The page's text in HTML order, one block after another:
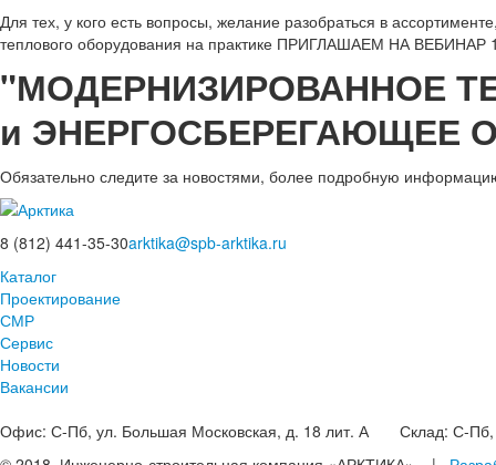
Для тех, у кого есть вопросы, желание разобраться в
теплового оборудования на практике ПРИГЛАШАЕМ НА ВЕБИНАР
"МОДЕРНИЗИРОВАННОЕ
и ЭНЕРГОСБЕРЕГАЮЩЕЕ
Обязательно следите за новостями, более подробную
8 (812) 441-35-30arktika@spb-arktika.ru
Каталог
Проектирование
СМР
Сервис
Новости
Вакансии
Офис: С-Пб, ул. Большая Московская, д. 18 лит. А Склад: С-Пб,